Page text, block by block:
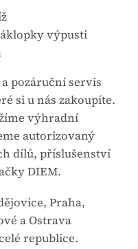
výpusti
pozáruční servis
si u nás zakoupíte.
výhradní
autorizovaný
dílů, příslušenství
DIEM.
Praha,
a Ostrava
republice.